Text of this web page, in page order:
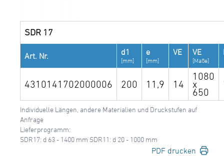
SDR 17
Art. Nr. d1
[mm]
e
[mm]
VE VE
[Maße]
4310141702000006 200 11,9 14
1080
x
650
Individuelle Längen, andere Materialien und Druckstufen auf
Anfrage
Lieferprogramm:
SDR17: d 63 - 1400 mm SDR11: d 20 - 1000 mm
PDF drucken